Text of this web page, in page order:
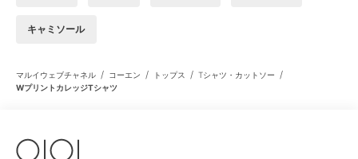
キャミソール
マルイウェブチャネル / コーエン / トップス / Tシャツ・カットソー /
WプリントカレッジTシャツ